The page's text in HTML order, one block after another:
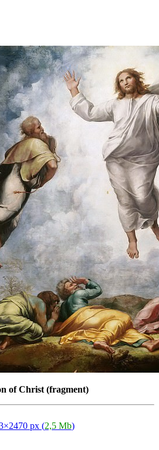
of Christ (fragment)
px (2,5 Mb)